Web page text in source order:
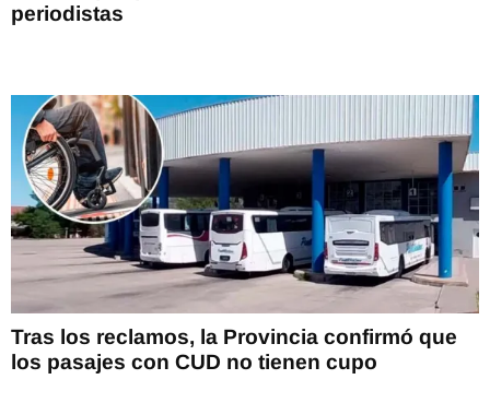
periodistas
Tras los reclamos, la Provincia confirmó que
los pasajes con CUD no tienen cupo